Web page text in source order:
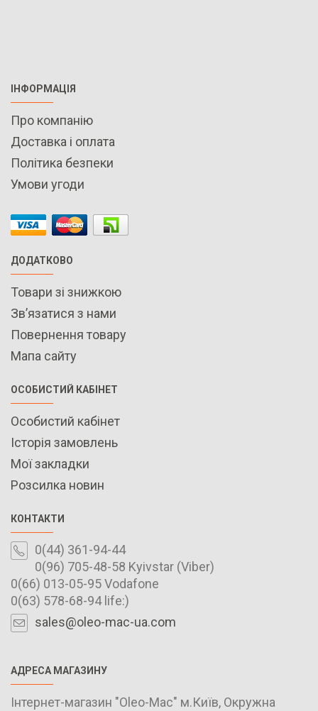
ІНФОРМАЦІЯ
Про компанію
Доставка і оплата
Політика безпеки
Умови угоди
ДОДАТКОВО
Товари зі знижкою
Зв’язатися з нами
Повернення товару
Мапа сайту
ОСОБИСТИЙ КАБІНЕТ
Особистий кабінет
Історія замовлень
Мої закладки
Розсилка новин
КОНТАКТИ
0(44) 361-94-44
0(96) 705-48-58 Kyivstar (Viber)
0(66) 013-05-95 Vodafone
0(63) 578-68-94 life:)
sales@oleo-mac-ua.com
АДРЕСА МАГАЗИНУ
Інтернет-магазин "Oleo-Mac" м.Київ, Окружна